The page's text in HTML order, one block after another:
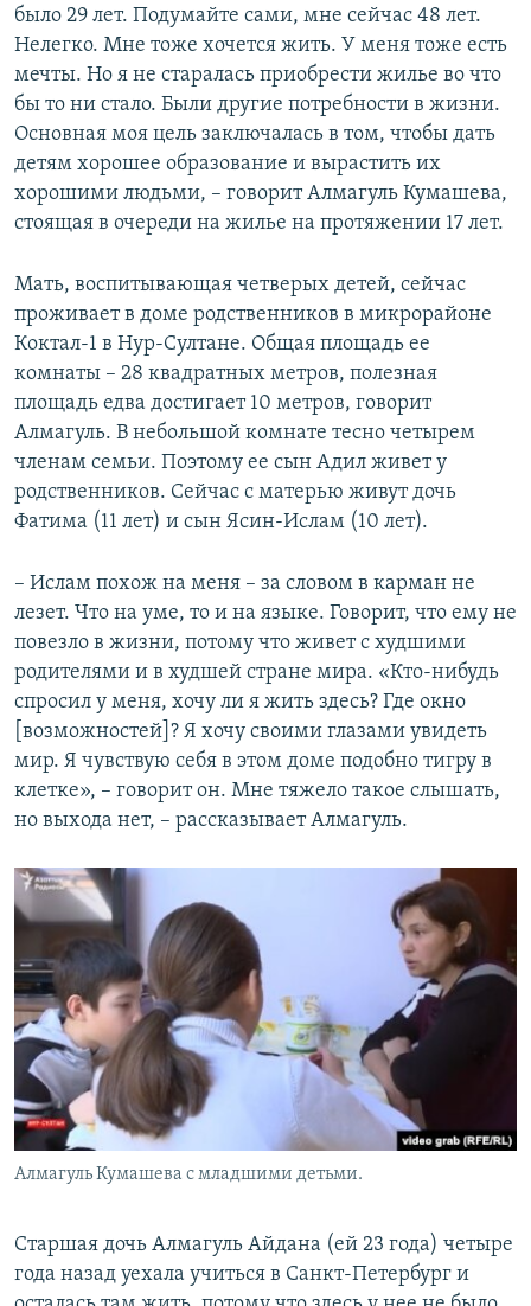
было 29 лет. Подумайте сами, мне сейчас 48 лет.
Нелегко. Мне тоже хочется жить. У меня тоже есть
мечты. Но я не старалась приобрести жилье во что
бы то ни стало. Были другие потребности в жизни.
Основная моя цель заключалась в том, чтобы дать
детям хорошее образование и вырастить их
хорошими людьми, – говорит Алмагуль Кумашева,
стоящая в очереди на жилье на протяжении 17 лет.
Мать, воспитывающая четверых детей, сейчас
проживает в доме родственников в микрорайоне
Коктал-1 в Нур-Султане. Общая площадь ее
комнаты – 28 квадратных метров, полезная
площадь едва достигает 10 метров, говорит
Алмагуль. В небольшой комнате тесно четырем
членам семьи. Поэтому ее сын Адил живет у
родственников. Сейчас с матерью живут дочь
Фатима (11 лет) и сын Ясин-Ислам (10 лет).
– Ислам похож на меня – за словом в карман не
лезет. Что на уме, то и на языке. Говорит, что ему не
повезло в жизни, потому что живет с худшими
родителями и в худшей стране мира. «Кто-нибудь
спросил у меня, хочу ли я жить здесь? Где окно
[возможностей]? Я хочу своими глазами увидеть
мир. Я чувствую себя в этом доме подобно тигру в
клетке», –​ говорит он. Мне тяжело такое слышать,
но выхода нет, – рассказывает Алмагуль.
Алмагуль Кумашева с младшими детьми.
Старшая дочь Алмагуль Айдана (ей 23 года) четыре
года назад уехала учиться в Санкт-Петербург и